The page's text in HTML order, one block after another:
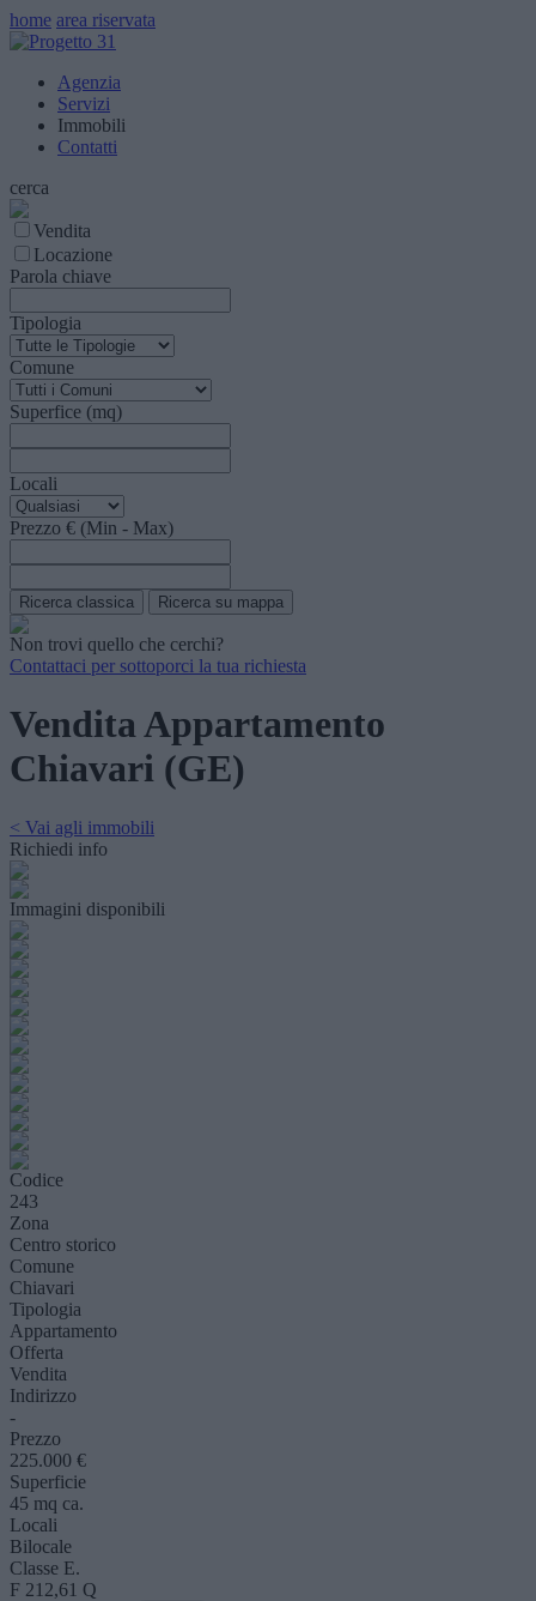
home area riservata
Agenzia
Servizi
Immobili
Contatti
cerca
Vendita
Locazione
Parola chiave
Tipologia
Comune
Superfice (mq)
Locali
Prezzo € (Min - Max)
Non trovi quello che cerchi?
Contattaci per sottoporci la tua richiesta
Vendita Appartamento
Chiavari (GE)
< Vai agli immobili
Richiedi info
Immagini disponibili
Codice
243
Zona
Centro storico
Comune
Chiavari
Tipologia
Appartamento
Offerta
Vendita
Indirizzo
-
Prezzo
225.000 €
Superficie
45 mq ca.
Locali
Bilocale
Classe E.
F 212,61 Q